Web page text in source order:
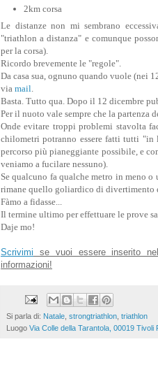
2km corsa
Le distanze non mi sembrano
"triathlon a distanza" e comunque
per la corsa).
Ricordo brevemente le "regole".
Da casa sua, ognuno quando vuole (nei
via mail.
Basta. Tutto qua. Dopo il 12 dicembre
Per il nuoto vale sempre che la partenza
Onde evitare troppi problemi stavolta
chilometri potranno essere fatti tutti "in
percorso più pianeggiante possibile, e
veniamo a fucilare nessuno).
Se qualcuno fa qualche metro in meno
rimane quello goliardico di divertimento
Fàmo a fidasse...
Il termine ultimo per effettuare le prove
Daje mo!
Scrivimi se vuoi essere inserito
informazioni!
Si parla di: Natale strongtriathlon triathlon
Luogo Via Colle della Tarantola, 00019 Tivoli